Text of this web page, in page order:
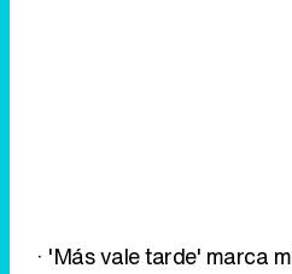
· 'Más vale tarde' marca